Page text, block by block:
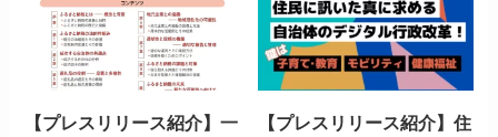
【プレスリリース紹介】一
【プレスリリース紹介】住